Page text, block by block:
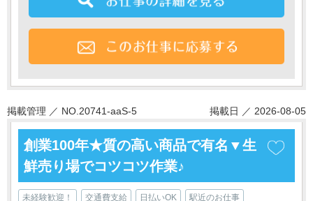
掲載管理 ／ NO.20741-aaS-5 掲載日 ／ 2026-08-05
創業100年★質の高い商品で有名▼生
鮮売り場でコツコツ作業♪
未経験歓迎！ 交通費支給 日払いOK 駅近のお仕事